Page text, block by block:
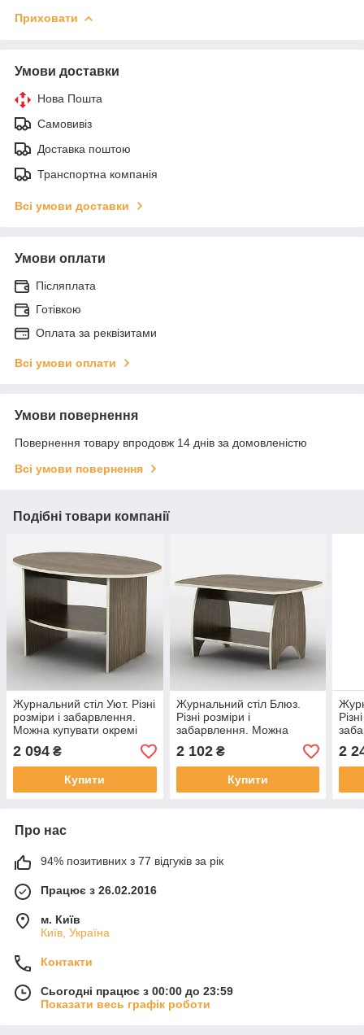
Приховати
Умови доставки
Нова Пошта
Самовивіз
Доставка поштою
Транспортна компанія
Всі умови доставки
Умови оплати
Післяплата
Готівкою
Оплата за реквізитами
Всі умови оплати
Умови повернення
Повернення товару впродовж 14 днів за домовленістю
Всі умови повернення
Подібні товари компанії
Журнальний стіл Уют. Різні
розміри і забарвлення.
Можна купувати окремі
комплектуючі.
2 094 ₴
Купити
Журнальний стіл Блюз.
Різні розміри і
забарвлення. Можна
купувати окремі
комплектуючі.
2 102₴
Купити
2
Про нас
94% позитивних з 77 відгуків за рік
Працює з 26.02.2016
м. Київ
Київ, Україна
Контакти
Сьогодні працює з 00:00 до 23:59
Показати весь графік роботи